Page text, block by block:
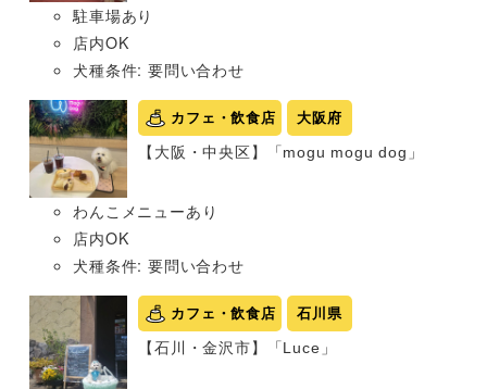
駐車場あり
店内OK
犬種条件: 要問い合わせ
カフェ・飲食店 大阪府
【大阪・中央区】「mogu mogu dog」
わんこメニューあり
店内OK
犬種条件: 要問い合わせ
カフェ・飲食店 石川県
【石川・金沢市】「Luce」